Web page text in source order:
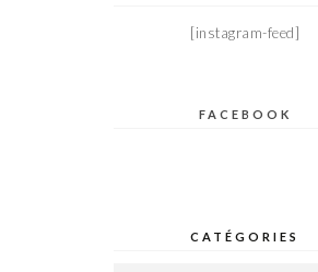
[instagram-feed]
FACEBOOK
CATÉGORIES